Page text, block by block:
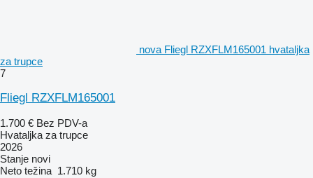
nova Fliegl RZXFLM165001 hvataljka
za trupce
7
Fliegl RZXFLM165001
1.700 € Bez PDV-a
Hvataljka za trupce
2026
Stanje novi
Neto težina 1.710 kg